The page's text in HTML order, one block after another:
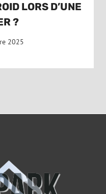
LORS D’UNE
?
2025